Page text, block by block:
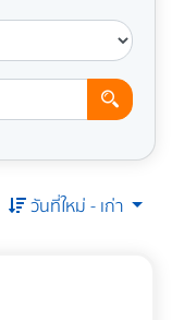
วันที่ใหม่ - เก่า